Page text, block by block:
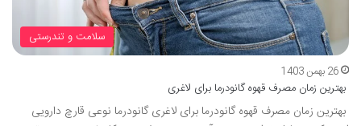
سلامت و تندرستی
26 بهمن 1403
بهترین زمان مصرف قهوه گانودرما برای لاغری
بهترین زمان مصرف قهوه گانودرما برای لاغری گانودرما نوعی قارچ دارویی